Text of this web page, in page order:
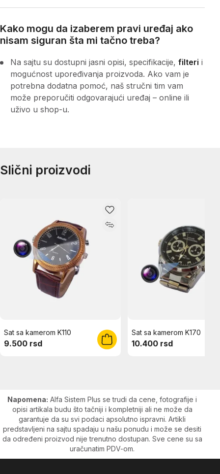
Kako mogu da izaberem pravi uređaj ako
nisam siguran šta mi tačno treba?
Na sajtu su dostupni jasni opisi, specifikacije, filteri i
mogućnost upoređivanja proizvoda. Ako vam je
potrebna dodatna pomoć, naš stručni tim vam
može preporučiti odgovarajući uređaj – online ili
uživo u shop-u.
Slični proizvodi
Sat sa kamerom K110
9.500 rsd
Sat sa kamerom K170
10.400 rsd
Napomena: Alfa Sistem Plus se trudi da cene, fotografije i
opisi artikala budu što tačniji i kompletniji ali ne može da
garantuje da su svi podaci apsolutno ispravni. Artikli
predstavljeni na sajtu spadaju u našu ponudu i može se desiti
da određeni proizvod nije trenutno dostupan. Sve cene su sa
uračunatim PDV-om.